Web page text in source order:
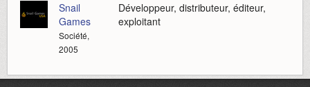
Snail
Games
Société,
2005
Développeur, distributeur, éditeur,
exploitant